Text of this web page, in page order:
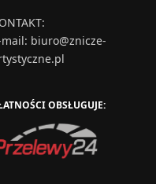
:
biuro@znicze-
OBSŁUGUJE: